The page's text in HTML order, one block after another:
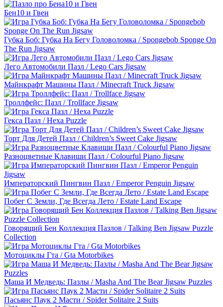
Бен10 и Гвен
Губка Боб: Губка На Бегу Головоломка / Spongebob Sponge On
The Run Jigsaw
Лего Автомобили Пазл / Lego Cars Jigsaw
Майнкрафт Машины Пазл / Minecraft Truck Jigsaw
Троллфейс: Пазл / Trollface Jigsaw
Гекса Пазл / Hexa Puzzle
Торт Для Детей Пазл / Children’s Sweet Cake Jigsaw
Разноцветные Клавиши Пазл / Colourful Piano Jigsaw
Императорский Пингвин Пазл / Emperor Penguin Jigsaw
Побег С Земли, Где Всегда Лето / Estate Land Escape
Говорящий Бен Коллекция Пазлов / Talking Ben Jigsaw Puzzle
Collection
Мотоциклы Гта / Gta Motorbikes
Маша И Медведь: Пазлы / Masha And The Bear Jigsaw Puzzles
Пасьянс Паук 2 Масти / Spider Solitaire 2 Suits